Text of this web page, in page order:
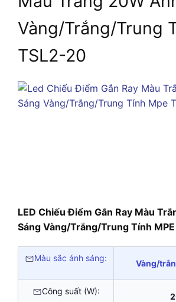
Vàng/Trắng/Trung
TSL2-20
LED Chiếu Điểm Gắn Ray Màu
Sáng Vàng/Trắng/Trung Tính
Màu sắc ánh sáng:
Vàng/
Công suất (W):